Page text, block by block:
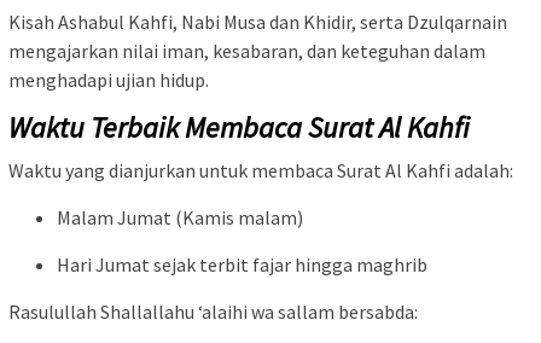
Kisah Ashabul Kahfi, Nabi Musa dan Khidir, serta Dzulqarnain
mengajarkan nilai iman, kesabaran, dan keteguhan dalam
menghadapi ujian hidup.
Waktu Terbaik Membaca Surat Al Kahfi
Waktu yang dianjurkan untuk membaca Surat Al Kahfi adalah:
Malam Jumat (Kamis malam)
Hari Jumat sejak terbit fajar hingga maghrib
Rasulullah Shallallahu ‘alaihi wa sallam bersabda: